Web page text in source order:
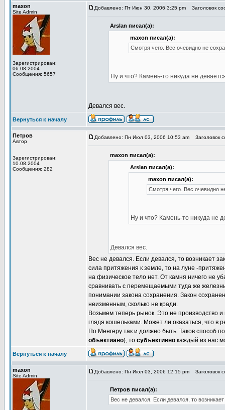
maxon
Site Admin
Зарегистрирован:
06.08.2004
Сообщения: 5657
Добавлено: Пт Июн 30, 2006 3:25 pm Заголовок
Arslan писал(а):
maxon писал(а):
Смотря чего. Вес очевидно не
Ну и что? Камень-то никуда не
Девался вес.
Вернуться к началу
Петров
Автор
Зарегистрирован:
10.08.2004
Сообщения: 282
Добавлено: Пн Июл 03, 2006 10:53 am Заголовок
maxon писал(а):
Arslan писал(а):
maxon писал(а):
Смотря чего. Вес очевидно
Ну и что? Камень-то никуда не
Девался вес.
Вес не девался. Если девался, то возникает
сила притяжения к земле, то на луне -
на физическое тело нет. От камня ничего не
сравнивать с перемещаемыми туда же
понимании закона сохранения. Закон
неизменным, сколько не кради.
Возьмем теперь рынок. Это не
глядя кошельками. Может ли оказаться, что в
По Менгеру так и должно быть. Таков способ
объектиано), то субъективно каждый из нас
Вернуться к началу
maxon
Site Admin
Добавлено: Пн Июл 03, 2006 12:15 pm Заголовок
Петров писал(а):
Вес не девался. Если девался, то